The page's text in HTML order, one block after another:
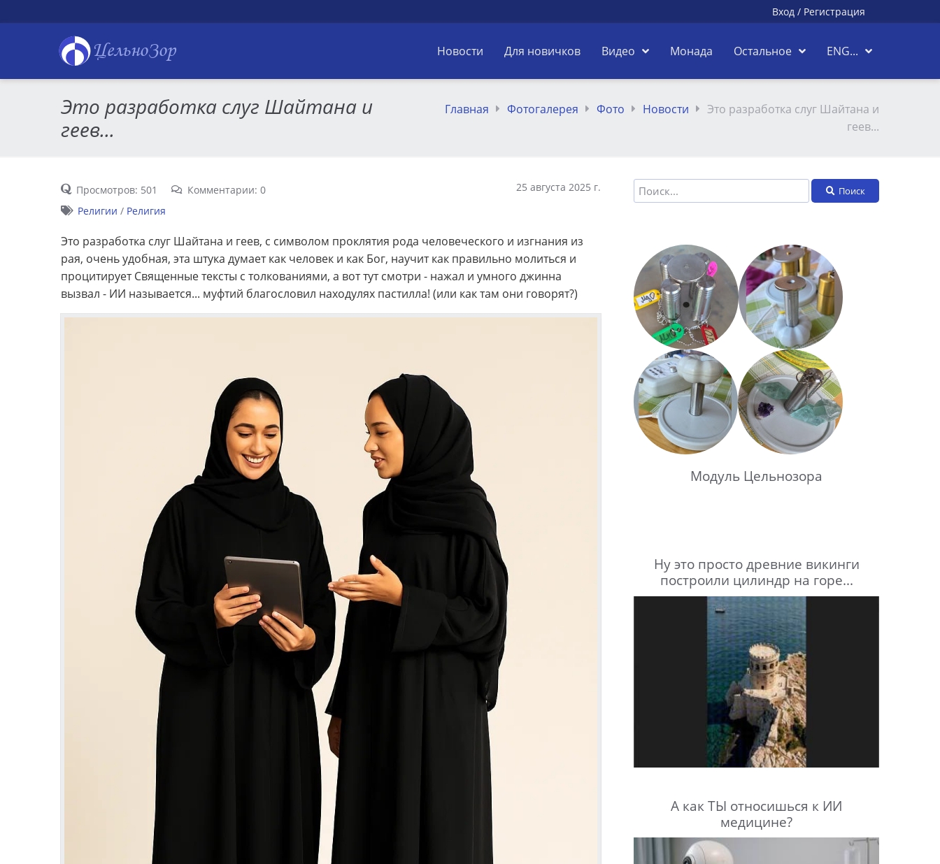
Вход / Регистрация
ЦельноЗор Новости Для новичков Видео Монада Остальное ENG...
Это разработка слуг Шайтана и
геев...
Главная Фотогалерея Фото Новости
Это разработка слуг Шайтана и
геев...
Просмотров: 501 Комментарии: 0
25 августа 2025 г.
Религии / Религия
Это разработка слуг Шайтана и геев, с символом проклятия рода человеческого и изгнания из
рая, очень удобная, эта штука думает как человек и как Бог, научит как правильно молиться и
процитирует Священные тексты с толкованиями, а вот тут смотри - нажал и умного джинна
вызвал - ИИ называется... муфтий благословил находулях пастилла! (или как там они говорят?)
Поиск
Модуль Цельнозора
Ну это просто древние викинги
построили цилиндр на горе...
А как ТЫ относишься к ИИ
медицине?